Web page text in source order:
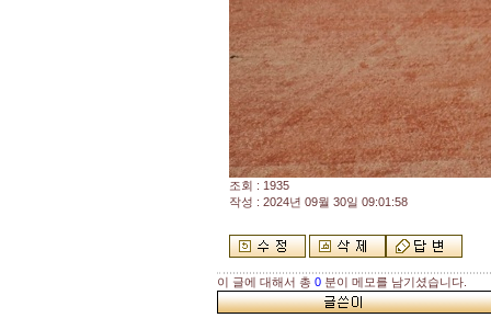
조회 : 1935
작성 : 2024년 09월 30일 09:01:58
이 글에 대해서 총 0 분이 메모를 남기셨습니다.